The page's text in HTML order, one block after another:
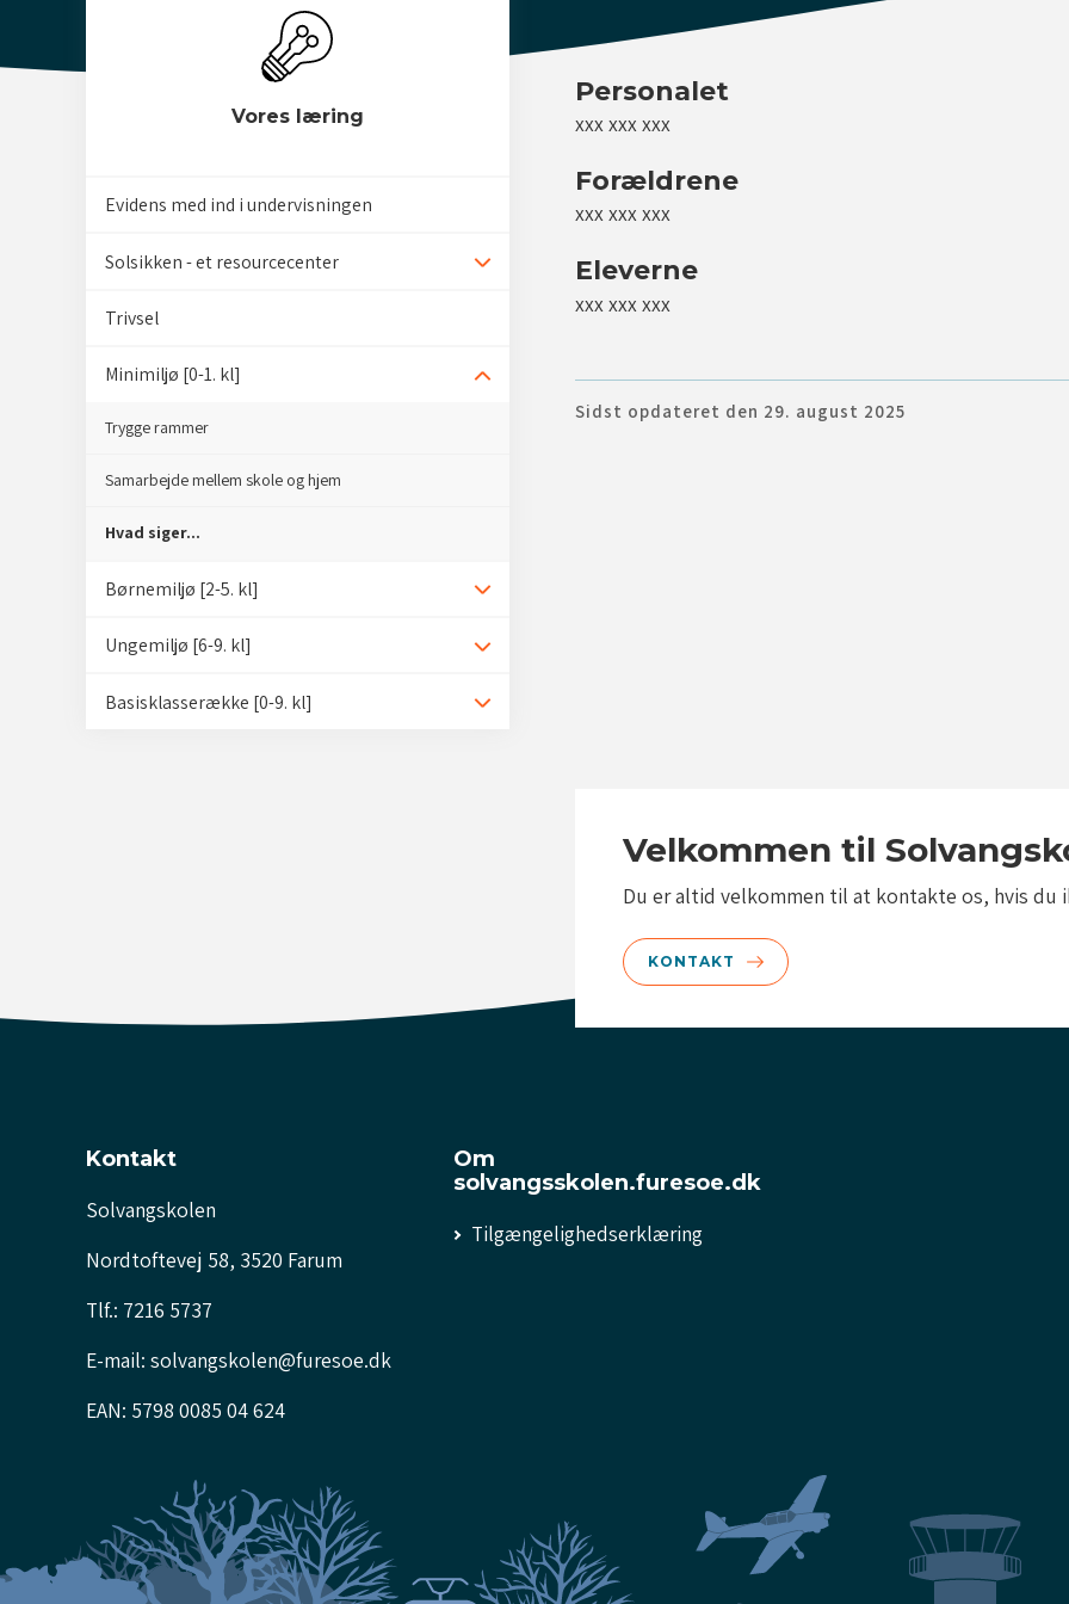
Personalet
xxx xxx xxx
Forældrene
xxx xxx xxx
Eleverne
xxx xxx xxx
Sidst opdateret den 29. august 2025
Vores læring
Evidens med ind i undervisningen
Solsikken - et resourcecenter
Udvid/luk
Trivsel
Minimiljø [0-1. kl] Udvid/luk
Trygge rammer
Samarbejde mellem skole og hjem
Hvad siger...
Børnemiljø [2-5. kl]
Udvid/luk
Ungemiljø [6-9. kl]
Udvid/luk
Basisklasserække [0-9. kl]
Udvid/luk
Velkommen til
Du er altid velkommen til at kontakte os, hvis du
KONTAKT
Kontakt
Solvangskolen
Nordtoftevej 58, 3520 Farum
Tlf.: 7216 5737
E-mail: solvangskolen@furesoe.dk
EAN: 5798 0085 04 624
Om
solvangsskolen.furesoe.dk
Tilgængelighedserklæring